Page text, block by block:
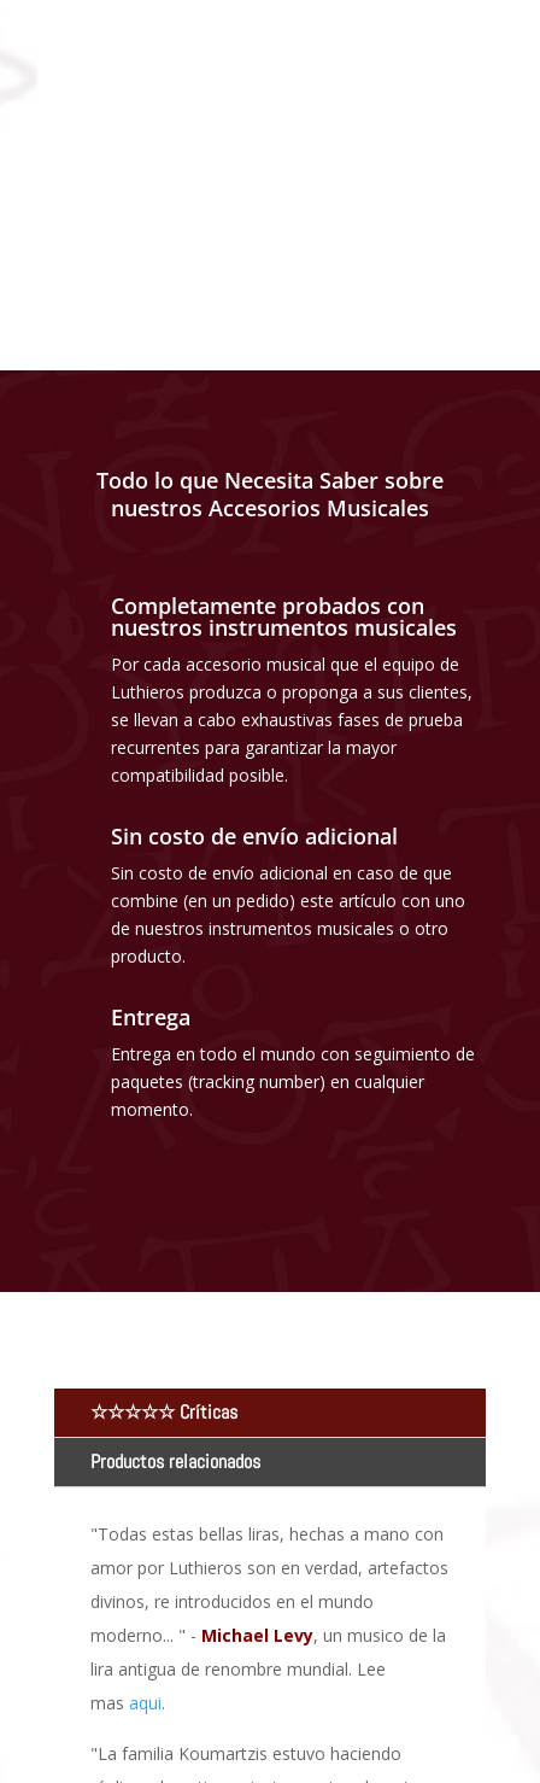
Todo lo que Necesita Saber sobre
nuestros Accesorios Musicales
Completamente probados con
nuestros instrumentos musicales
Por cada accesorio musical que el equipo de
Luthieros produzca o proponga a sus clientes,
se llevan a cabo exhaustivas fases de prueba
recurrentes para garantizar la mayor
compatibilidad posible.
Sin costo de envío adicional
Sin costo de envío adicional en caso de que
combine (en un pedido) este artículo con uno
de nuestros instrumentos musicales o otro
producto.
Entrega
Entrega en todo el mundo con seguimiento de
paquetes (tracking number) en cualquier
momento.
☆☆☆☆☆ Críticas
Productos relacionados
"Todas estas bellas liras, hechas a mano con
amor por Luthieros son en verdad, artefactos
divinos, re introducidos en el mundo
moderno... " - Michael Levy, un musico de la
lira antigua de renombre mundial. Lee
mas aqui.
"La familia Koumartzis estuvo haciendo